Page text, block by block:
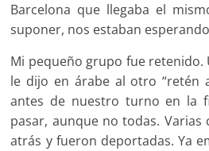
Barcelona que llegaba el
suponer, nos estaban
Mi pequeño grupo fue retenido.
le dijo en árabe al otro “retén
antes de nuestro turno en la
pasar, aunque no todas.
atrás y fueron deportadas. Ya